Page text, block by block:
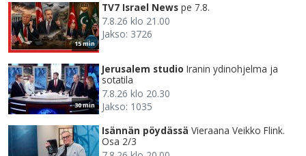
15 min
TV7 Israel News pe 7.8.
7.8.26 klo 21.00
Jakso: 3726
30 min
Jerusalem studio Iranin ydinohjelma ja
sotatila
7.8.26 klo 20.30
Jakso: 1035
Isännän pöydässä Vieraana Veikko Flink.
Osa 2/3